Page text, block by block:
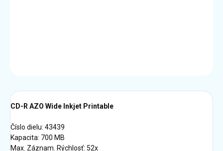
CD-R AZO Wide Inkjet Printable
Číslo dielu: 43439
Kapacita: 700 MB
Max. Záznam. Rýchlosť: 52x